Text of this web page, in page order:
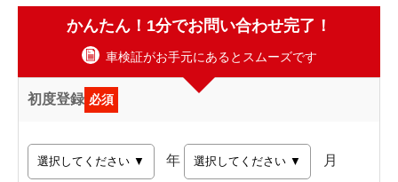
かんたん！1分でお問い合わせ完了！
車検証がお手元にあるとスムーズです
初度登録 必須
年 月